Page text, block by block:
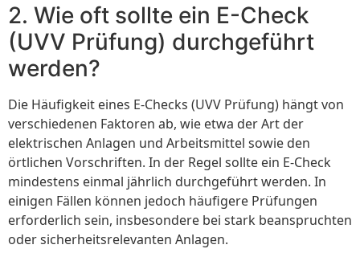
2. Wie oft sollte ein E-Check
(UVV Prüfung) durchgeführt
werden?
Die Häufigkeit eines E-Checks (UVV Prüfung) hängt von
verschiedenen Faktoren ab, wie etwa der Art der
elektrischen Anlagen und Arbeitsmittel sowie den
örtlichen Vorschriften. In der Regel sollte ein E-Check
mindestens einmal jährlich durchgeführt werden. In
einigen Fällen können jedoch häufigere Prüfungen
erforderlich sein, insbesondere bei stark beanspruchten
oder sicherheitsrelevanten Anlagen.